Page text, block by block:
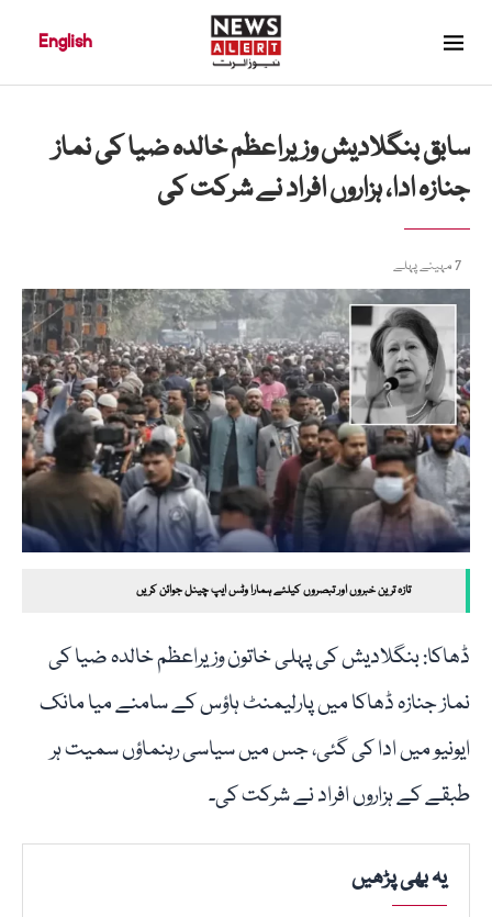
English
سابق بنگلادیش وزیراعظم خالدہ ضیا کی نماز
جنازہ ادا، ہزاروں افراد نے شرکت کی
7 مہینے پہلے
تازہ ترین خبروں اور تبصروں کیلئے ہمارا وٹس ایپ چینل جوائن کریں
ڈھاکا: بنگلادیش کی پہلی خاتون وزیراعظم خالدہ ضیا کی
نماز جنازہ ڈھاکا میں پارلیمنٹ ہاؤس کے سامنے میا مانک
ایونیو میں ادا کی گئی، جس میں سیاسی رہنماؤں سمیت ہر
طبقے کے ہزاروں افراد نے شرکت کی۔
یہ بھی پڑھیں